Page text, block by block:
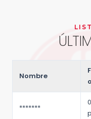
Nombre
*******